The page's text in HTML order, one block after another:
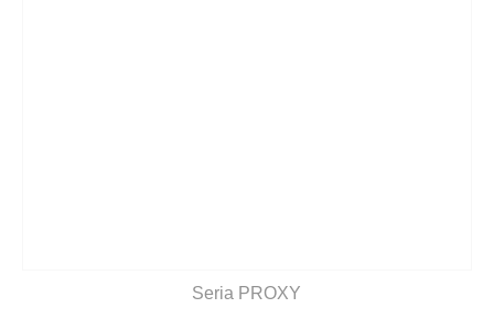
Seria PROXY